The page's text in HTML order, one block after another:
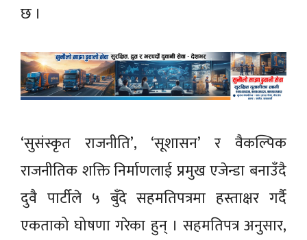
छ ।
‘सुसंस्कृत राजनीति’, ‘सूशासन’ र वैकल्पिक
राजनीतिक शक्ति निर्माणलाई प्रमुख एजेन्डा बनाउँदै
दुवै पार्टीले ५ बुँदे सहमतिपत्रमा हस्ताक्षर गर्दै
एकताको घोषणा गरेका हुन् । सहमतिपत्र अनुसार,